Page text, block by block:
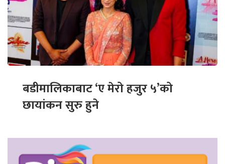
बडीमालिकाबाट ‘ए मेरो हजुर ५’को
छायांकन सुरु हुने